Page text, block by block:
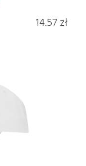
14.57 zł